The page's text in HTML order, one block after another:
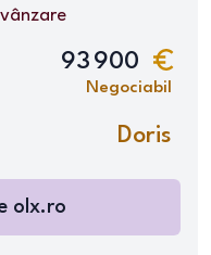
93 900
Negociabil
Doris
olx.ro